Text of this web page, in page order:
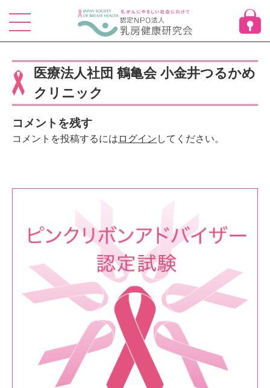
医療法人社団 鶴亀会 小金井つるかめ
クリニック
コメントを残す
コメントを投稿するには ログイン してください。